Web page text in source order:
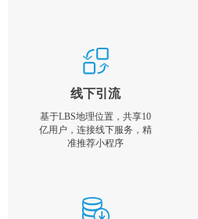
线下引流
基于LBS地理位置，共享10
亿用户，连接线下服务，精
准推荐小程序